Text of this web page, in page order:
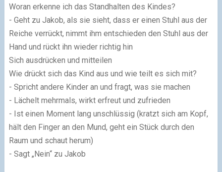
Woran erkenne ich das Standhalten des Kindes?
- Geht zu Jakob, als sie sieht, dass er einen Stuhl aus der
Reiche verrückt, nimmt ihm entschieden den Stuhl aus der
Hand und rückt ihn wieder richtig hin
Sich ausdrücken und mitteilen
Wie drückt sich das Kind aus und wie teilt es sich mit?
- Spricht andere Kinder an und fragt, was sie machen
- Lächelt mehrmals, wirkt erfreut und zufrieden
- Ist einen Moment lang unschlüssig (kratzt sich am Kopf,
hält den Finger an den Mund, geht ein Stück durch den
Raum und schaut herum)
- Sagt „Nein“ zu Jakob